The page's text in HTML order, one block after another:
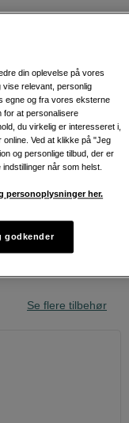
Se flere tilbehør
din oplevelse på vores
vise relevant, personlig
egne og fra vores eksterne
for at personalisere
du virkelig er interesseret i,
Ved at klikke på "Jeg
og personlige tilbud, der er
når som helst.
personoplysninger her.
godkender